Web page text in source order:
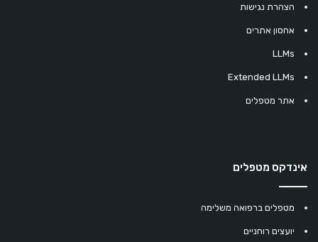
הצהרת נגישות
אחסון אתרים
LLMs
Extended LLMs
אתר מטפלים
אינדקס מטפלים
מטפלים ברפואה משלימה
יועצים רוחניים